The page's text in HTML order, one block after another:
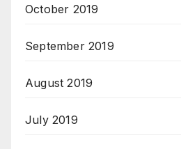
October 2019
September 2019
August 2019
July 2019